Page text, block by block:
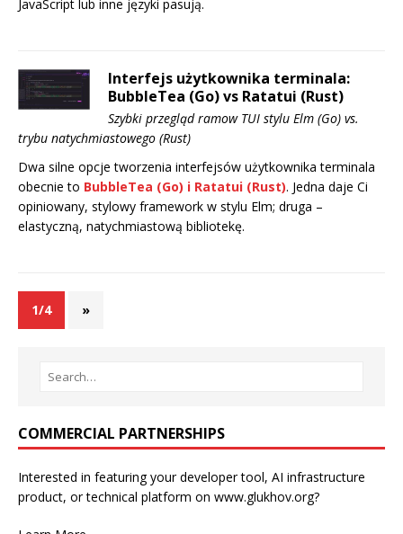
JavaScript lub inne języki pasują.
Interfejs użytkownika terminala:
BubbleTea (Go) vs Ratatui (Rust)
Szybki przegląd ramow TUI stylu Elm (Go) vs.
trybu natychmiastowego (Rust)
Dwa silne opcje tworzenia interfejsów użytkownika terminala
obecnie to BubbleTea (Go) i Ratatui (Rust). Jedna daje Ci
opiniowany, stylowy framework w stylu Elm; druga –
elastyczną, natychmiastową bibliotekę.
1/4 »
COMMERCIAL PARTNERSHIPS
Interested in featuring your developer tool, AI infrastructure
product, or technical platform on www.glukhov.org?